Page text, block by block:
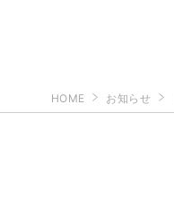
HOME お知らせ